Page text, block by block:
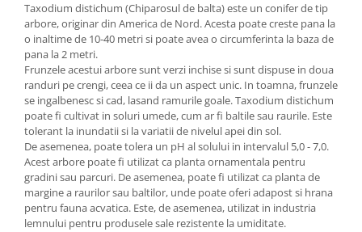
Taxodium distichum (Chiparosul de balta) este un conifer de tip
arbore, originar din America de Nord. Acesta poate creste pana la
o inaltime de 10-40 metri si poate avea o circumferinta la baza de
pana la 2 metri.
Frunzele acestui arbore sunt verzi inchise si sunt dispuse in doua
randuri pe crengi, ceea ce ii da un aspect unic. In toamna, frunzele
se ingalbenesc si cad, lasand ramurile goale. Taxodium distichum
poate fi cultivat in soluri umede, cum ar fi baltile sau raurile. Este
tolerant la inundatii si la variatii de nivelul apei din sol.
De asemenea, poate tolera un pH al solului in intervalul 5,0 - 7,0.
Acest arbore poate fi utilizat ca planta ornamentala pentru
gradini sau parcuri. De asemenea, poate fi utilizat ca planta de
margine a raurilor sau baltilor, unde poate oferi adapost si hrana
pentru fauna acvatica. Este, de asemenea, utilizat in industria
lemnului pentru produsele sale rezistente la umiditate.